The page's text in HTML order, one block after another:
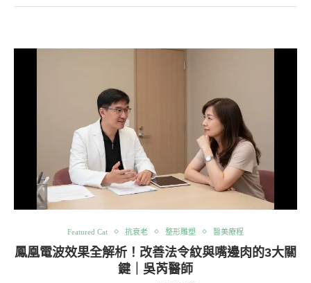
Featured Cat 抗衰老 整形雕塑 醫美療程
鳳凰電波效果全解析！改善法令紋與嘴邊肉的3大關
鍵｜吳芮醫師